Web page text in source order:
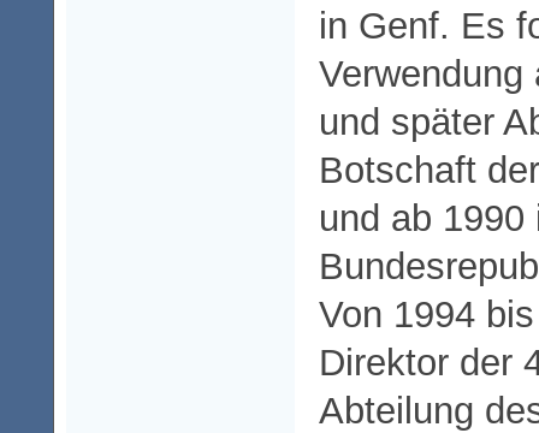
in Genf. Es
und später
Botschaft
und ab 1990
Von 1994
Direktor der
Abteilung